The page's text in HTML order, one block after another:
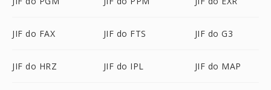
JIF do FAX JIF do FTS JIF do G3
JIF do HRZ JIF do IPL JIF do MAP